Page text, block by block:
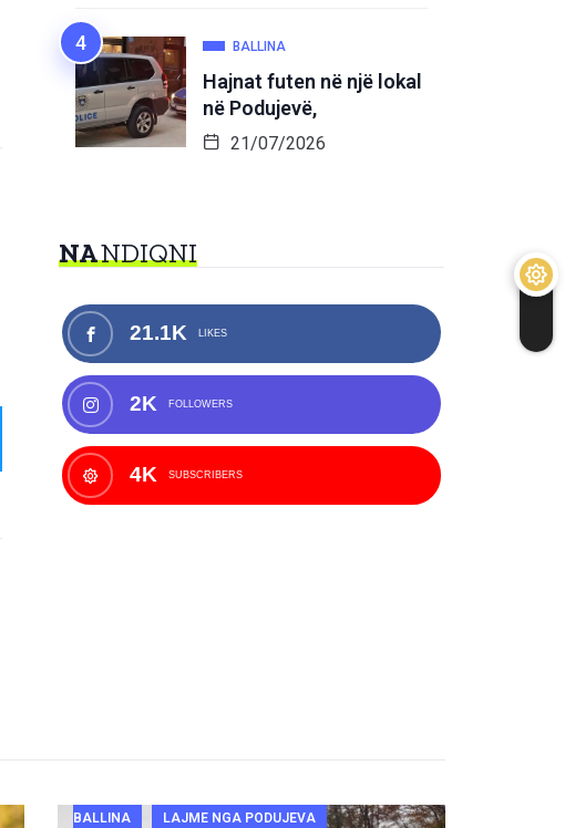
BALLINA
Hajnat futen në një lokal
në Podujevë,
21/07/2026
NANDIQNI
21.1K LIKES
2K FOLLOWERS
4K SUBSCRIBERS
BALLINA LAJME NGA PODUJEVA